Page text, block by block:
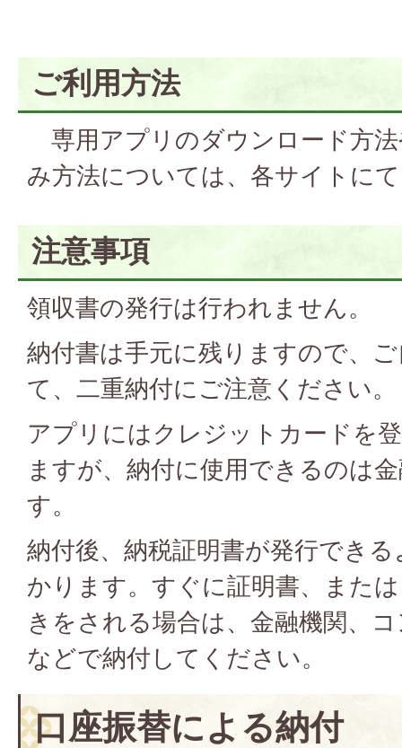
ご利用方法
専用アプリのダウンロード方
み方法については、各サイトに
注意事項
領収書の発行は行われません。
納付書は手元に残りますので、
て、二重納付にご注意ください。
アプリにはクレジットカードを
ますが、納付に使用できるのは
す。
納付後、納税証明書が発行でき
かります。すぐに証明書、また
きをされる場合は、金融機関、
などで納付してください。
口座振替による納付